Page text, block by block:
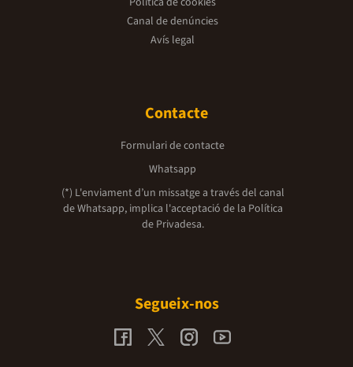
Canal de denúncies
Avís legal
Contacte
Formulari de contacte
Whatsapp
(*) L'enviament d’un missatge a través del canal
de Whatsapp, implica l'acceptació de la Política
de Privadesa.
Segueix-nos